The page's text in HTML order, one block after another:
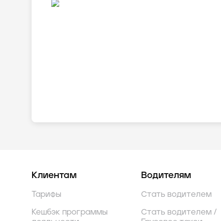
Клиентам
Тарифы
Кешбэк программы
Водителям
Стать водителем
Стать водителем /